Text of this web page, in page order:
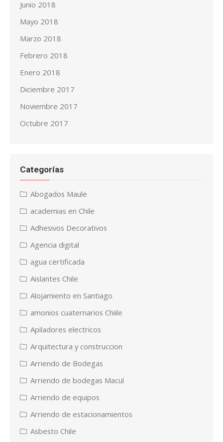
Junio 2018
Mayo 2018
Marzo 2018
Febrero 2018
Enero 2018
Diciembre 2017
Noviembre 2017
Octubre 2017
Categorías
Abogados Maule
academias en Chile
Adhesivos Decorativos
Agencia digital
agua certificada
Aislantes Chile
Alojamiento en Santiago
amonios cuaternarios Chiile
Apiladores electricos
Arquitectura y construccion
Arriendo de Bodegas
Arriendo de bodegas Macul
Arriendo de equipos
Arriendo de estacionamientos
Asbesto Chile